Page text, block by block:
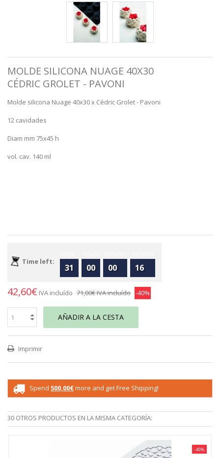
MOLDE SILICONA NUAGE 40X30
CÉDRIC GROLET - PAVONI
Molde silicona Nuage 40x30 x Cédric Grolet - Pavoni
12 cavidades
Diam mm 75x45 h
vol. cav. 140 ml
Time left:
31 00 00 16
42,60€ IVA incluído 71,00€IVA incluído -40%
AÑADIR A LA CESTA
Imprimir
Spend 500,00€more and get Free Shipping!
30 OTROS PRODUCTOS EN LA MISMA CATEGORÍA:
-40%